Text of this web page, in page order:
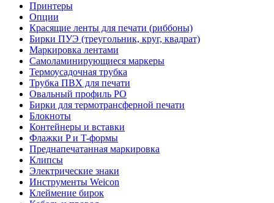
Принтеры
Опции
Красящие ленты для печати (риббоны)
Бирки ПУЭ (треугольник, круг, квадрат)
Маркировка лентами
Самоламинирующиеся маркеры
Термоусадочная трубка
Трубка ПВХ для печати
Овальный профиль PO
Бирки для термотрансферной печати
Блокноты
Контейнеры и вставки
Флажки P и T-формы
Преднапечатанная маркировка
Клипсы
Электрические знаки
Инструменты Weicon
Клеймение бирок